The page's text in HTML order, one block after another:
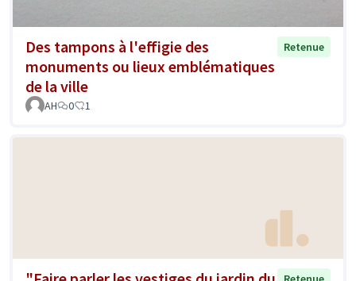
Des tampons à l'effigie des
monuments ou lieux emblématiques
de la ville
Retenue
AH 0 1